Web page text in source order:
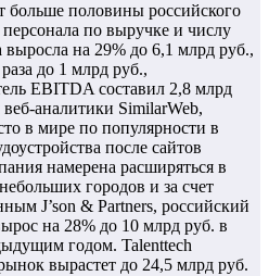
больше половины российского
по выручке и числу
на 29% до 6,1 млрд руб.,
до 1 млрд руб.,
EBITDA составил 2,8 млрд
аналитики SimilarWeb,
в мире по популярности в
после сайтов
намерена расширяться в
городов и за счет
J’son & Partners, российский
на 28% до 10 млрд руб. в
годом. Talenttech
вырастет до 24,5 млрд руб.